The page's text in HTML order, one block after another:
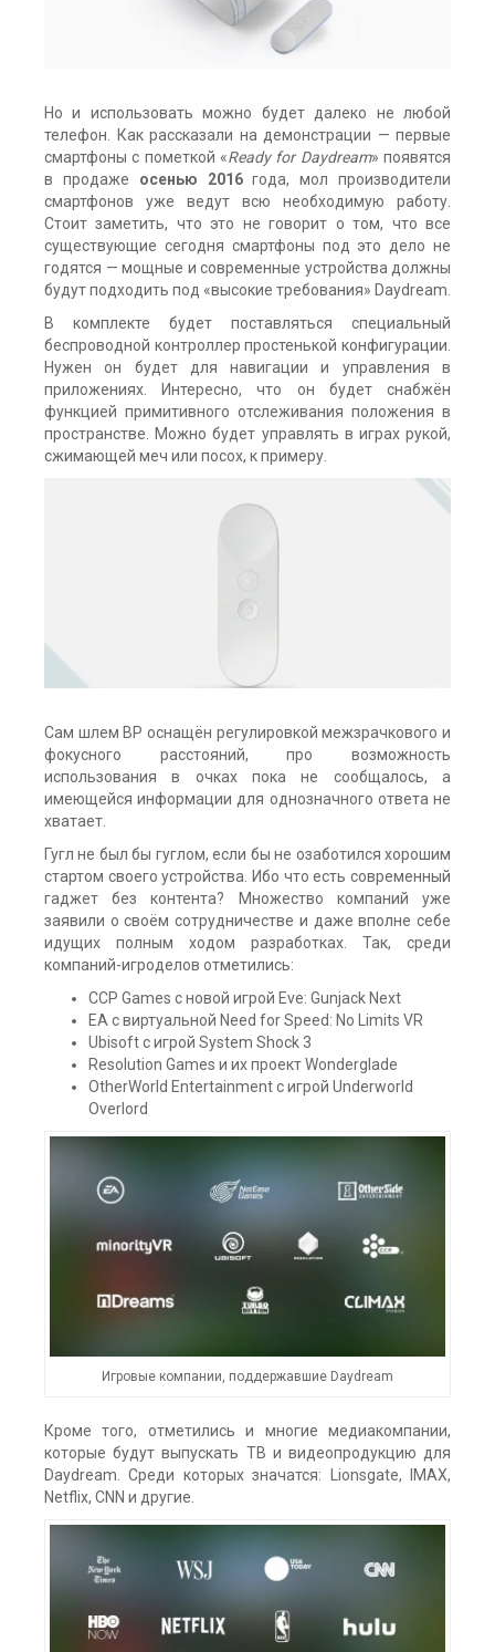
Но и использовать можно будет далеко не любой
телефон. Как рассказали на демонстрации — первые
смартфоны с пометкой «Ready for Daydream» появятся
в продаже осенью 2016года, мол производители
смартфонов уже ведут всю необходимую работу.
Стоит заметить, что это не говорит о том, что все
существующие сегодня смартфоны под это дело не
годятся — мощные и современные устройства должны
будут подходить под «высокие требования» Daydream.
В комплекте будет поставляться специальный
беспроводной контроллер простенькой конфигурации.
Нужен он будет для навигации и управления в
приложениях. Интересно, что он будет снабжён
функцией примитивного отслеживания положения в
пространстве. Можно будет управлять в играх рукой,
сжимающей меч или посох, к примеру.
Сам шлем ВР оснащён регулировкой межзрачкового и
фокусного расстояний, про возможность
использования в очках пока не сообщалось, а
имеющейся информации для однозначного ответа не
хватает.
Гугл не был бы гуглом, если бы не озаботился хорошим
стартом своего устройства. Ибо что есть современный
гаджет без контента? Множество компаний уже
заявили о своём сотрудничестве и даже вполне себе
идущих полным ходом разработках. Так, среди
компаний-игроделов отметились:
CCP Games с новой игрой Eve: Gunjack Next
EA с виртуальной Need for Speed: No Limits VR
Ubisoft с игрой System Shock 3
Resolution Games и их проект Wonderglade
OtherWorld Entertainment с игрой Underworld
Overlord
Игровые компании, поддержавшие Daydream
Кроме того, отметились и многие медиакомпании,
которые будут выпускать ТВ и видеопродукцию для
Daydream. Среди которых значатся: Lionsgate, IMAX,
Netflix, CNN и другие.